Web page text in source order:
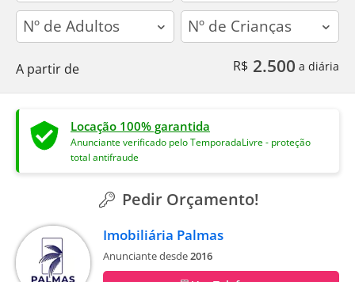
adults children
A partir de R$ 2.500 a diária
Locação 100% garantida
Anunciante verificado pelo TemporadaLivre - proteção
total antifraude
Pedir Orçamento!
Imobiliária Palmas
Anunciante desde2016